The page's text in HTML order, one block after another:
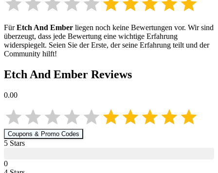
FürEtch And Ember liegen noch keine Bewertungen vor. Wir sind
überzeugt, dass jede Bewertung eine wichtige Erfahrung
widerspiegelt. Seien Sie der Erste, der seine Erfahrung teilt und der
Community hilft!
Etch And Ember Reviews
0.00
Coupons & Promo Codes
5 Stars
0